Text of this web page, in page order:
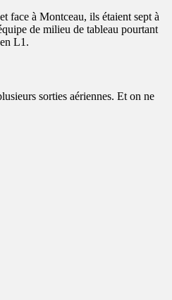
face à Montceau, ils étaient sept à
de milieu de tableau pourtant
L1.
sorties aériennes. Et on ne